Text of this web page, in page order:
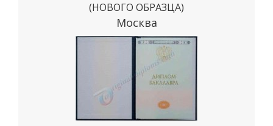
(НОВОГО ОБРАЗЦА)
Москва